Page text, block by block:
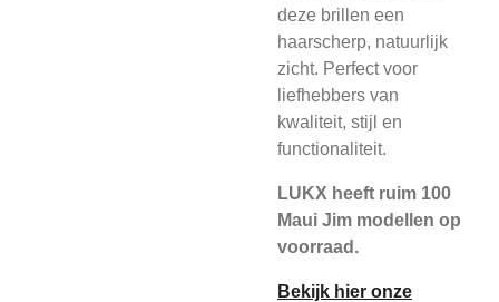
deze brillen een
haarscherp, natuurlijk
zicht. Perfect voor
liefhebbers van
kwaliteit, stijl en
functionaliteit.
LUKX heeft ruim 100
Maui Jim modellen op
voorraad.
Bekijk hier onze